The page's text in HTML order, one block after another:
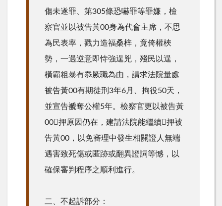
傷未遂罪、第305條恐嚇罪等罪嫌，檢
察官並以被告黃00身為代會主席，不思
為民表率，戮力造福桑梓，竟倚權梜
勢，一遇逆意即恃強逞兇，殘民以逞，
橫霸粗暴有忝厥職為由，請求法院量處
被告黃00有期徒刑3年6月、拘役50天，
並宣告褫奪公權5年。檢察官更以被告黃
00押原因仍在，建請法院能繼續押被
告黃00，以免審理中發生相關證人無端
遇害致死傷或匿跡或翻異證詞等憾，以
確保審判程序之順利進行。
二、不起訴部分：